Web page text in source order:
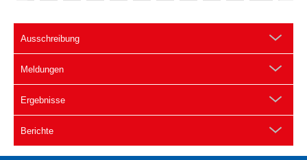
Ausschreibung
Meldungen
Ergebnisse
Berichte